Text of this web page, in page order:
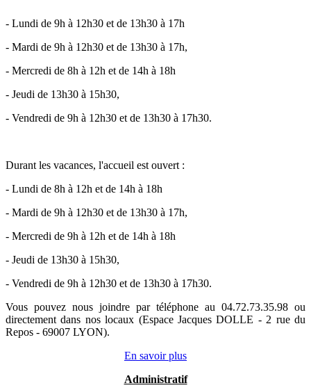
- Lundi de 9h à 12h30 et de 13h30 à 17h
- Mardi de 9h à 12h30 et de 13h30 à 17h,
- Mercredi de 8h à 12h et de 14h à 18h
- Jeudi de 13h30 à 15h30,
- Vendredi de 9h à 12h30 et de 13h30 à 17h30.
Durant les vacances, l'accueil est ouvert :
- Lundi de 8h à 12h et de 14h à 18h
- Mardi de 9h à 12h30 et de 13h30 à 17h,
- Mercredi de 9h à 12h et de 14h à 18h
- Jeudi de 13h30 à 15h30,
- Vendredi de 9h à 12h30 et de 13h30 à 17h30.
Vous pouvez nous joindre par téléphone au 04.72.73.35.98 ou
directement dans nos locaux (Espace Jacques DOLLE - 2 rue du
Repos - 69007 LYON).
En savoir plus
Administratif